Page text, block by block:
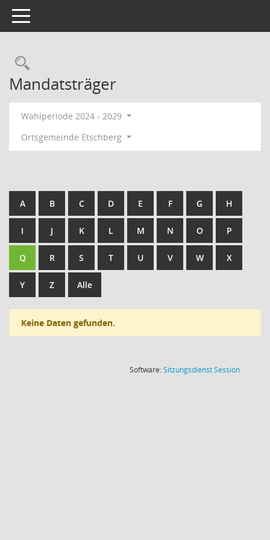
Toggle navigation
Rechercheauswahl
Mandatsträger
Wahlperiode 2024 - 2029
Ortsgemeinde Etschberg
A B C D E F G H
I J K L M N O P
Q R S T U V W X
Y Z Alle
Keine Daten gefunden.
Software:SitzungsdienstSession(Wird in